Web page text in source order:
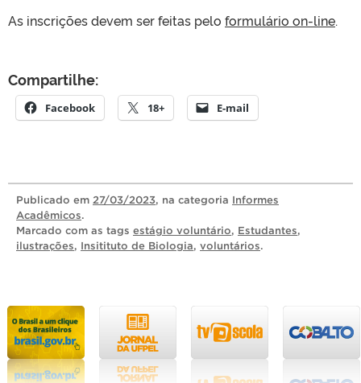
As inscrições devem ser feitas pelo formulário on-line.
Compartilhe:
Facebook 18+ E-mail
Publicado em 27/03/2023, na categoria Informes
Acadêmicos.
Marcado com as tags estágio voluntário, Estudantes,
ilustrações, Insitituto de Biologia, voluntários.